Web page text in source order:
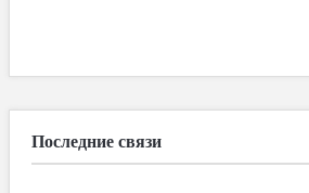
Последние связи